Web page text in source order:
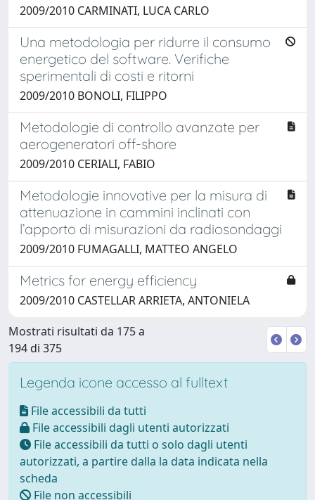
2009/2010 CARMINATI, LUCA CARLO
Una metodologia per ridurre il consumo
energetico del software. Verifiche
sperimentali di costi e ritorni
2009/2010 BONOLI, FILIPPO
Metodologie di controllo avanzate per
aerogeneratori off-shore
2009/2010 CERIALI, FABIO
Metodologie innovative per la misura di
attenuazione in cammini inclinati con
l’apporto di misurazioni da radiosondaggi
2009/2010 FUMAGALLI, MATTEO ANGELO
Metrics for energy efficiency
2009/2010 CASTELLAR ARRIETA, ANTONIELA
Mostrati risultati da 175 a
194 di 375
Legenda icone accesso al fulltext
File accessibili da tutti
File accessibili dagli utenti autorizzati
File accessibili da tutti o solo dagli utenti
autorizzati, a partire dalla la data indicata nella
scheda
File non accessibili